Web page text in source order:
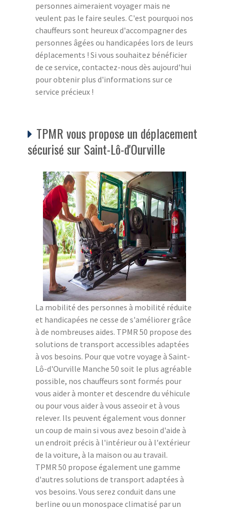
personnes aimeraient voyager mais ne
veulent pas le faire seules. C'est pourquoi nos
chauffeurs sont heureux d'accompagner des
personnes âgées ou handicapées lors de leurs
déplacements ! Si vous souhaitez bénéficier
de ce service, contactez-nous dès aujourd'hui
pour obtenir plus d'informations sur ce
service précieux !
TPMR vous propose un déplacement
sécurisé sur Saint-Lô-d'Ourville
La mobilité des personnes à mobilité réduite
et handicapées ne cesse de s'améliorer grâce
à de nombreuses aides. TPMR 50 propose des
solutions de transport accessibles adaptées
à vos besoins. Pour que votre voyage à Saint-
Lô-d'Ourville Manche 50 soit le plus agréable
possible, nos chauffeurs sont formés pour
vous aider à monter et descendre du véhicule
ou pour vous aider à vous asseoir et à vous
relever. Ils peuvent également vous donner
un coup de main si vous avez besoin d'aide à
un endroit précis à l'intérieur ou à l'extérieur
de la voiture, à la maison ou au travail.
TPMR 50 propose également une gamme
d'autres solutions de transport adaptées à
vos besoins. Vous serez conduit dans une
berline ou un monospace climatisé par un